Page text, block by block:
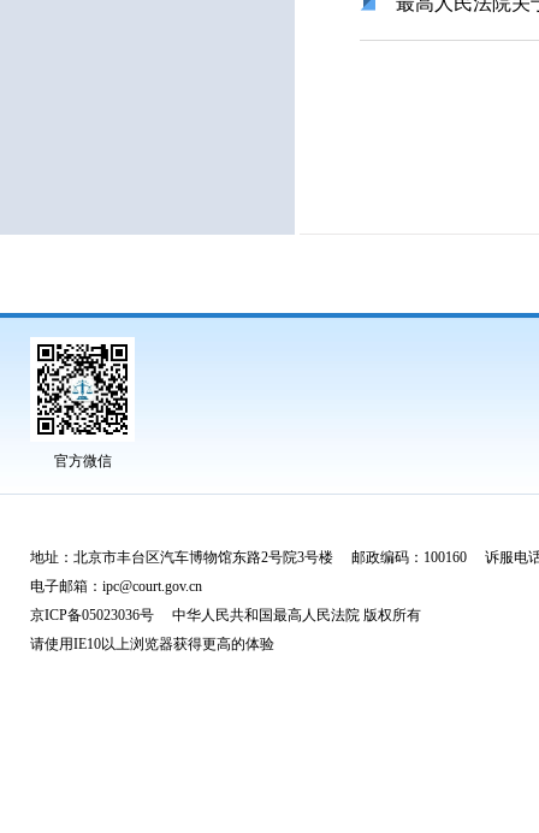
官方微信
地址：北京市丰台区汽车博物馆东路2号院3号楼 邮政编码：100160 诉服电
电子邮箱：ipc@court.gov.cn
京ICP备05023036号 中华人民共和国最高人民法院 版权所有
请使用IE10以上浏览器获得更高的体验